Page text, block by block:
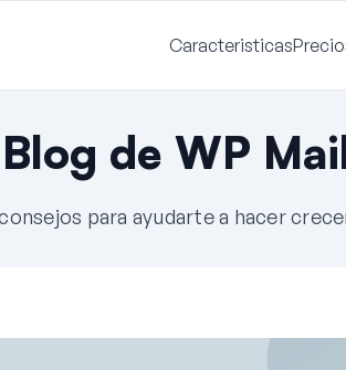
Caracteristicas
Blog de WP
para ayudarte a hacer